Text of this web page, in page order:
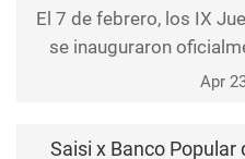
El 7 de febrero, los IX
se inauguraron
centro de comando Apr
Saisi x Banco Popular